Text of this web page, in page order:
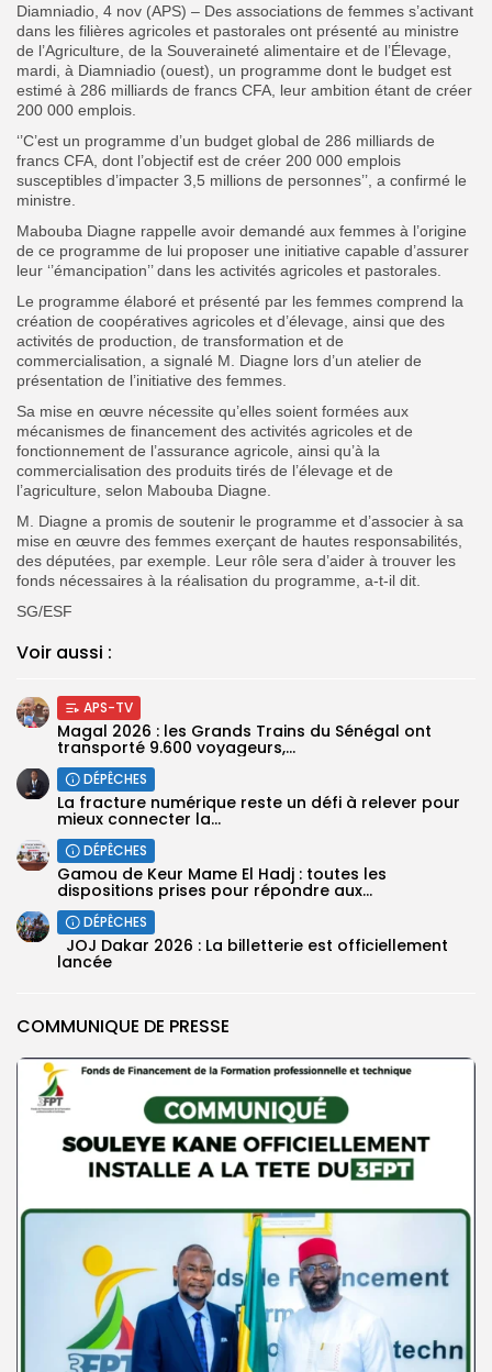
COMMUNIQUE DE PRESSE
Diamniadio, 4 nov (APS) – Des associations de femmes s’activant
dans les filières agricoles et pastorales ont présenté au ministre
de l’Agriculture, de la Souveraineté alimentaire et de l’Élevage,
mardi, à Diamniadio (ouest), un programme dont le budget est
estimé à 286 milliards de francs CFA, leur ambition étant de créer
200 000 emplois.
‘’C’est un programme d’un budget global de 286 milliards de
francs CFA, dont l’objectif est de créer 200 000 emplois
susceptibles d’impacter 3,5 millions de personnes’’, a confirmé le
ministre.
Mabouba Diagne rappelle avoir demandé aux femmes à l’origine
de ce programme de lui proposer une initiative capable d’assurer
leur ‘’émancipation’’ dans les activités agricoles et pastorales.
Le programme élaboré et présenté par les femmes comprend la
création de coopératives agricoles et d’élevage, ainsi que des
activités de production, de transformation et de
commercialisation, a signalé M. Diagne lors d’un atelier de
présentation de l’initiative des femmes.
Sa mise en œuvre nécessite qu’elles soient formées aux
mécanismes de financement des activités agricoles et de
fonctionnement de l’assurance agricole, ainsi qu’à la
commercialisation des produits tirés de l’élevage et de
l’agriculture, selon Mabouba Diagne.
M. Diagne a promis de soutenir le programme et d’associer à sa
mise en œuvre des femmes exerçant de hautes responsabilités,
des députées, par exemple. Leur rôle sera d’aider à trouver les
fonds nécessaires à la réalisation du programme, a-t-il dit.
SG/ESF
Voir aussi :
APS-TV
Magal 2026 : les Grands Trains du Sénégal ont
transporté 9.600 voyageurs,...
DÉPÊCHES
La fracture numérique reste un défi à relever pour
mieux connecter la...
DÉPÊCHES
Gamou de Keur Mame El Hadj : toutes les
dispositions prises pour répondre aux...
DÉPÊCHES
‎ ‎ ‎JOJ Dakar 2026 : La billetterie est officiellement
lancée